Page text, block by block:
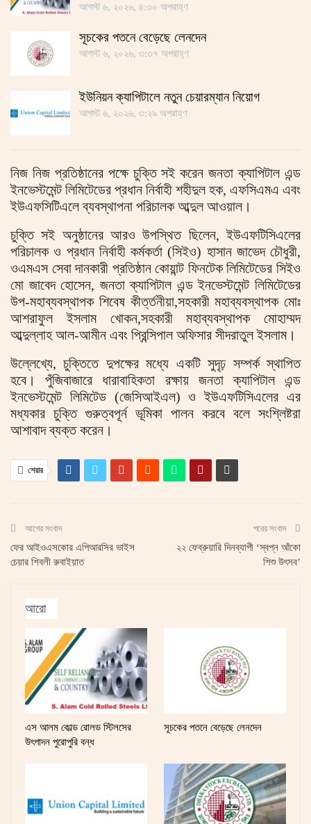
আগস্ট ৬, ২০২৬, ৪:৩০ অপরাহ্ণ
সূচকের পতনে বেড়েছে লেনদেন
আগস্ট ৬, ২০২৬, ৩:৩৭ অপরাহ্ণ
ইউনিয়ন ক্যাপিটালে নতুন চেয়ারম্যান নিয়োগ
আগস্ট ৬, ২০২৬, ৩:২৯ অপরাহ্ণ
নিজ নিজ প্রতিষ্ঠানের পক্ষে চুক্তি সই করেন জনতা ক্যাপিটাল এন্ড
ইনভেস্টমেন্ট লিমিটেডের প্রধান নির্বাহী শহীদুল হক, এফসিএমএ এবং
ইউএফসিটিএলে ব্যবস্থাপনা পরিচালক আব্দুল আওয়াল।
চুক্তি সই অনুষ্ঠানের আরও উপস্থিত ছিলেন, ইউএফটিসিএলের
পরিচালক ও প্রধান নির্বাহী কর্মকর্তা (সিইও) হাসান জাভেদ চৌধুরী,
ওএমএস সেবা দানকারী প্রতিষ্ঠান কোয়ান্ট ফিনটেক লিমিটেডের সিইও
মো জাবেদ হোসেন, জনতা ক্যাপিটাল এন্ড ইনভেস্টমেন্ট লিমিটেডের
উপ-মহাব্যবস্থাপক শিবেষ কীর্ত্তনীয়া,সহকারী মহাব্যবস্থাপক মোঃ
আশরাফুল ইসলাম খোকন,সহকারী মহাব্যবস্থাপক মোহাম্মদ
আব্দুল্লাহ আল-আমীন এবং প্রিন্সিপাল অফিসার সীদরাতুল ইসলাম।
উল্লেখ্যে, চুক্তিতে দুপক্ষের মধ্যে একটি সুদৃঢ় সম্পর্ক স্থাপিত
হবে। পুঁজিবাজারে ধারাবাহিকতা রক্ষায় জনতা ক্যাপিটাল এন্ড
ইনভেস্টমেন্ট লিমিটেড (জেসিআইএল) ও ইউএফটিসিএলের এর
মধ্যকার চুক্তি গুরুত্বপূর্ন ভূমিকা পালন করবে বলে সংশ্লিষ্টরা
আশাবাদ ব্যক্ত করেন।
শেয়ার
আগের সংবাদ
ফের আইওএসকোর এপিআরসির ভাইস
চেয়ার শিবলী রুবাইয়াত
পরের সংবাদ
২২ ফেব্রুয়ারি দিনব্যাপী ‘স্বপ্ন আঁকো
শিশু উৎসব’
আরো
এস আলম কোল্ড রোলড স্টিলসের
উৎপাদন পুরোপুরি বন্ধ
সূচকের পতনে বেড়েছে লেনদেন